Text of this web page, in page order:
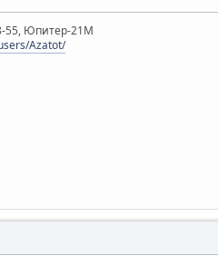
55, Юпитер-21М
Azatot/